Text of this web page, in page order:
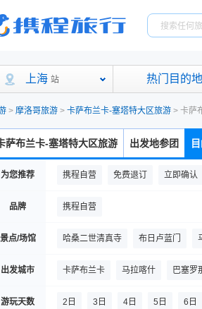
上海 站 热门目的地
> 摩洛哥旅游 > 卡萨布兰卡-塞塔特大区旅游 > 卡萨
萨布兰卡-塞塔特大区旅游 出发地参团
为您推荐 携程自营 免费退订 立即确认
品牌 携程自营
景点/场馆 哈桑二世清真寺 布日卢蓝门
默罕默德五世广场 迈阿密海滨大
出发城市 卡萨布兰卡 马拉喀什 巴塞罗
游玩天数 2日 3日 4日 5日 6日